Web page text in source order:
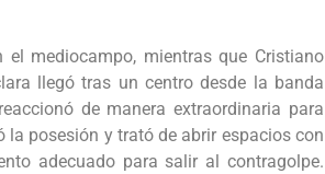
mediocampo, mientras que Cristiano
llegó tras un centro desde la banda
de manera extraordinaria para
posesión y trató de abrir espacios con
adecuado para salir al contragolpe.